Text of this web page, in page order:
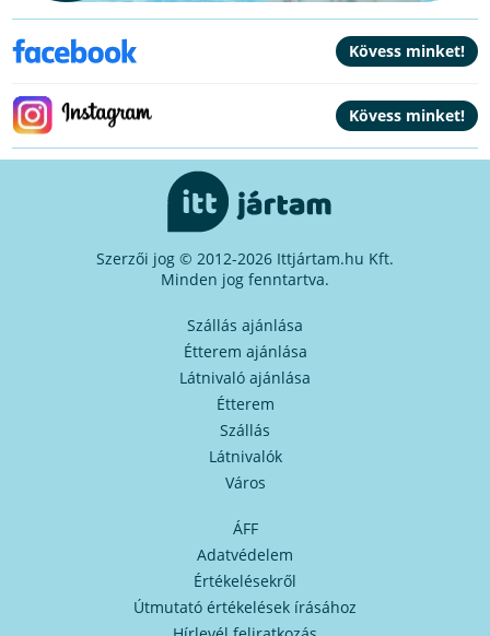
Szerzői jog © 2012-2026 Ittjártam.hu Kft.
Minden jog fenntartva.
Szállás ajánlása
Étterem ajánlása
Látnivaló ajánlása
Étterem
Szállás
Látnivalók
Város
ÁFF
Adatvédelem
Értékelésekről
Útmutató értékelések írásához